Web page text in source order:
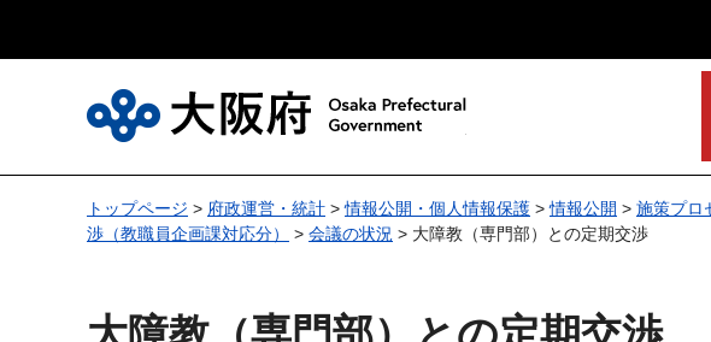
トップページ > 府政運営・統計 >情報公開・個人情報保護 >情報公開 > 施策プロ
渉（教職員企画課対応分）
> 会議の状況 > 大障教（専門部）との定期交渉